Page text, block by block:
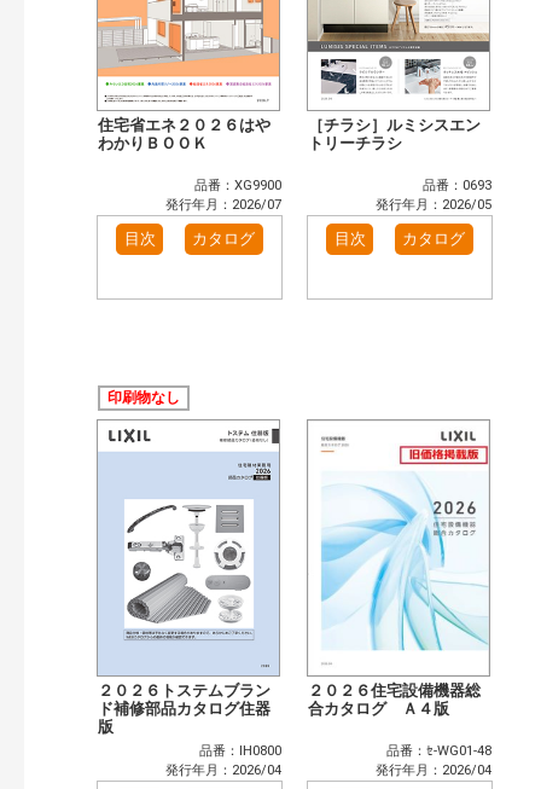
住宅省エネ２０２６はや
わかりＢＯＯＫ
品番：XG9900
発行年月：2026/07
目次 カタログ
［チラシ］ルミシスエン
トリーチラシ
品番：0693
発行年月：2026/05
目次 カタログ
印刷物なし
２０２６トステムブラン
ド補修部品カタログ住器
版
品番：IH0800
発行年月：2026/04
２０２６住宅設備機器総
合カタログ Ａ４版
品番：ｾ-WG01-48
発行年月：2026/04